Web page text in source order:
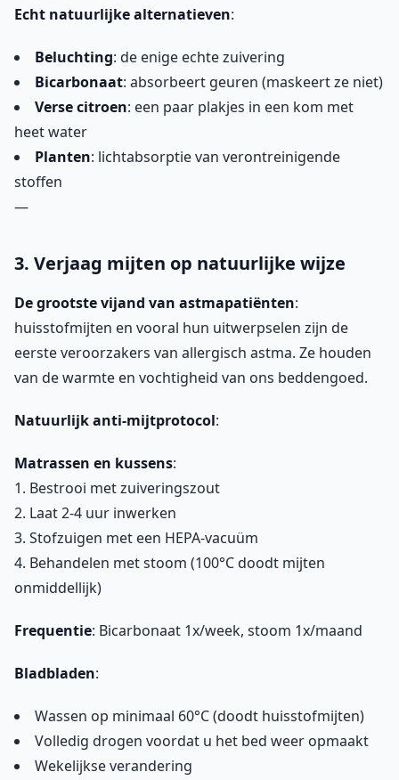
Echt natuurlijke alternatieven:
Beluchting: de enige echte zuivering
Bicarbonaat: absorbeert geuren (maskeert ze niet)
Verse citroen: een paar plakjes in een kom met
heet water
Planten: lichtabsorptie van verontreinigende
stoffen
—
3. Verjaag mijten op natuurlijke wijze
De grootste vijand van astmapatiënten:
huisstofmijten en vooral hun uitwerpselen zijn de
eerste veroorzakers van allergisch astma. Ze houden
van de warmte en vochtigheid van ons beddengoed.
Natuurlijk anti-mijtprotocol:
Matrassen en kussens:
1. Bestrooi met zuiveringszout
2. Laat 2-4 uur inwerken
3. Stofzuigen met een HEPA-vacuüm
4. Behandelen met stoom (100°C doodt mijten
onmiddellijk)
Frequentie: Bicarbonaat 1x/week, stoom 1x/maand
Bladbladen:
Wassen op minimaal 60°C (doodt huisstofmijten)
Volledig drogen voordat u het bed weer opmaakt
Wekelijkse verandering